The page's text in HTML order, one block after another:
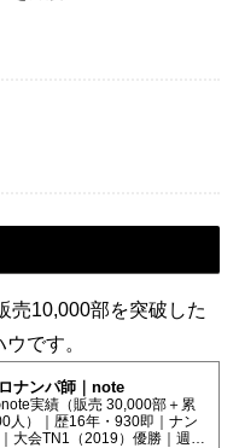
売10,000部を突破した
です。
ナンパ師｜note
実績（販売 30,000部＋累
人）｜歴16年・930即｜ナン
大会TN1（2019）優勝｜週刊